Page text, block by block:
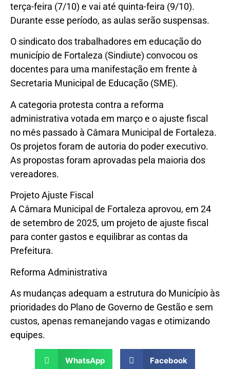
terça-feira (7/10) e vai até quinta-feira (9/10).
Durante esse período, as aulas serão suspensas.
O sindicato dos trabalhadores em educação do
município de Fortaleza (Sindiute) convocou os
docentes para uma manifestação em frente à
Secretaria Municipal de Educação (SME).
A categoria protesta contra a reforma
administrativa votada em março e o ajuste fiscal
no mês passado à Câmara Municipal de Fortaleza.
Os projetos foram de autoria do poder executivo.
As propostas foram aprovadas pela maioria dos
vereadores.
Projeto Ajuste Fiscal
A Câmara Municipal de Fortaleza aprovou, em 24
de setembro de 2025, um projeto de ajuste fiscal
para conter gastos e equilibrar as contas da
Prefeitura.
Reforma Administrativa
As mudanças adequam a estrutura do Município às
prioridades do Plano de Governo de Gestão e sem
custos, apenas remanejando vagas e otimizando
equipes.
WhatsApp Facebook